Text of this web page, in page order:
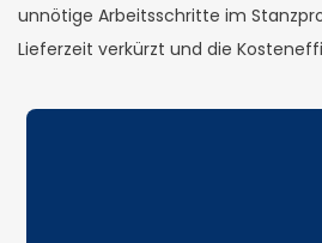
unnötige Arbeitsschritte im
Lieferzeit verkürzt und die